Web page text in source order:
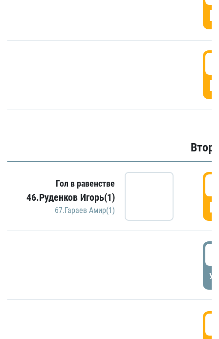
Гол в равенстве
46.Руденков Игорь(1)
67.Гараев Амир(1)